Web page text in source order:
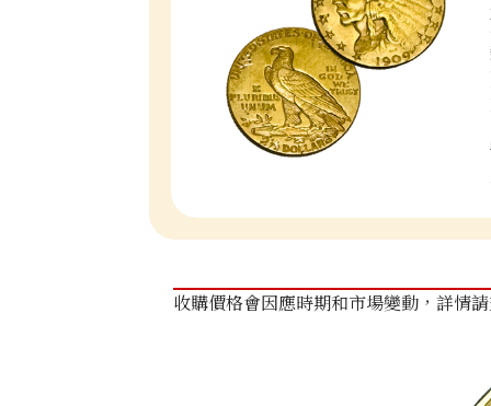
收購價格會因應時期和市場變動，詳情